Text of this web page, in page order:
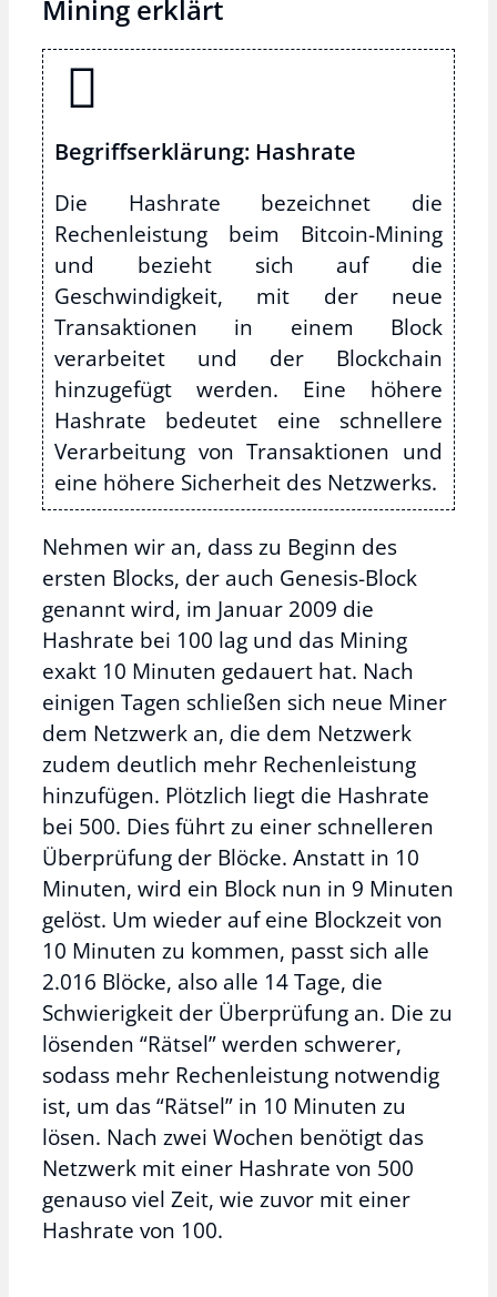
Mining erklärt
Begriffserklärung: Hashrate
Die Hashrate bezeichnet die
Rechenleistung beim Bitcoin-Mining
und bezieht sich auf die
Geschwindigkeit, mit der neue
Transaktionen in einem Block
verarbeitet und der Blockchain
hinzugefügt werden. Eine höhere
Hashrate bedeutet eine schnellere
Verarbeitung von Transaktionen und
eine höhere Sicherheit des Netzwerks.
Nehmen wir an, dass zu Beginn des
ersten Blocks, der auch Genesis-Block
genannt wird, im Januar 2009 die
Hashrate bei 100 lag und das Mining
exakt 10 Minuten gedauert hat. Nach
einigen Tagen schließen sich neue Miner
dem Netzwerk an, die dem Netzwerk
zudem deutlich mehr Rechenleistung
hinzufügen. Plötzlich liegt die Hashrate
bei 500. Dies führt zu einer schnelleren
Überprüfung der Blöcke. Anstatt in 10
Minuten, wird ein Block nun in 9 Minuten
gelöst. Um wieder auf eine Blockzeit von
10 Minuten zu kommen, passt sich alle
2.016 Blöcke, also alle 14 Tage, die
Schwierigkeit der Überprüfung an. Die zu
lösenden “Rätsel” werden schwerer,
sodass mehr Rechenleistung notwendig
ist, um das “Rätsel” in 10 Minuten zu
lösen. Nach zwei Wochen benötigt das
Netzwerk mit einer Hashrate von 500
genauso viel Zeit, wie zuvor mit einer
Hashrate von 100.